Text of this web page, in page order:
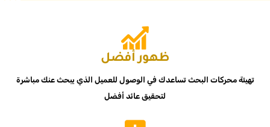
ظهور أفضل
تهيئة محركات البحث تساعدك في الوصول للعميل الذي يبحث عنك مباشرة
لتحقيق عائد أفضل